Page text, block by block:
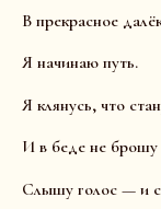
В прекрасное
Я начинаю путь.
Я клянусь, что
И в беде не брошу
Слышу голос — и